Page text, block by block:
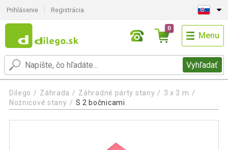
Prihlásenie Registrácia
Vyhľadať
0
Menu
Dilego Záhrada Záhradné párty stany
3 x 3 m
Nožnicové stany
S 2 bočnicami